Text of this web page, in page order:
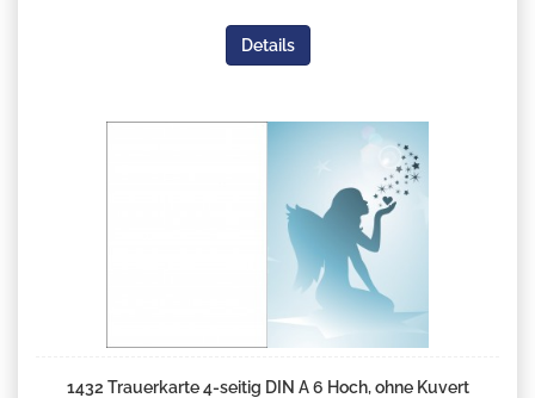
Details
1432 Trauerkarte 4-seitig DIN A 6 Hoch, ohne Kuvert